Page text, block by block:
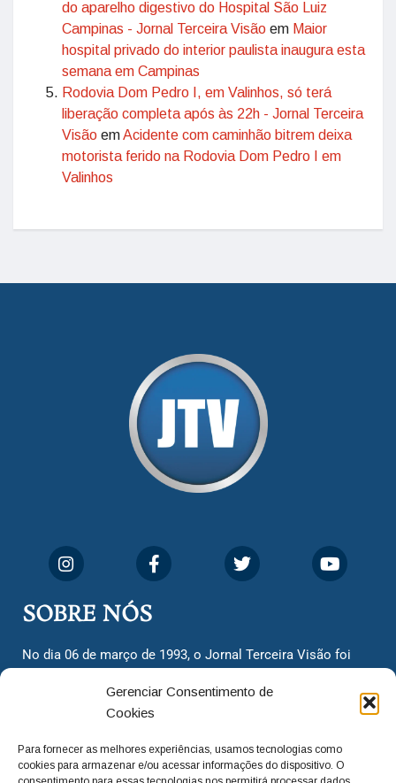
Gerenciar Consentimento de
Cookies
Para fornecer as melhores experiências, usamos tecnologias como
cookies para armazenar e/ou acessar informações do dispositivo. O
do aparelho digestivo do Hospital São Luiz
Campinas - Jornal Terceira Visão em Maior
hospital privado do interior paulista inaugura esta
semana em Campinas
Rodovia Dom Pedro I, em Valinhos, só terá
liberação completa após às 22h - Jornal Terceira
Visão emAcidente com caminhão bitrem deixa
motorista ferido na Rodovia Dom Pedro I em
Valinhos
SOBRE NÓS
No dia 06 de março de 1993, o Jornal Terceira Visão foi
cidadãos valinhenses, já que naquela época só existiam
dois jornais. Há mais de 30 anos, o jornal continua
com o foco de trazer as melhores notícias. Nunca